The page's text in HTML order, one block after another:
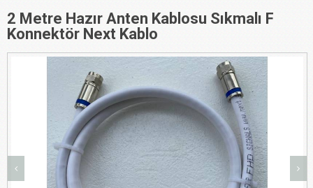
2 Metre Hazır Anten Kablosu Sıkmalı F
Konnektör Next Kablo